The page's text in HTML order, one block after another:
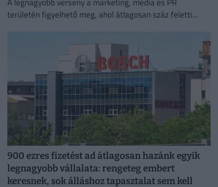
területén figyelhető meg, ahol átlagosan száz feletti
900 ezres fizetést ad átlagosan hazánk egyik
legnagyobb vállalata: rengeteg embert
keresnek, sok álláshoz tapasztalat sem kell